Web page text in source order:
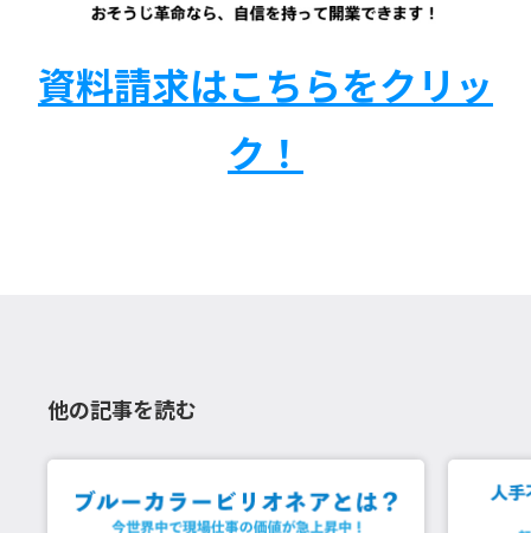
資料請求はこちらをクリッ
ク！
他の記事を読む